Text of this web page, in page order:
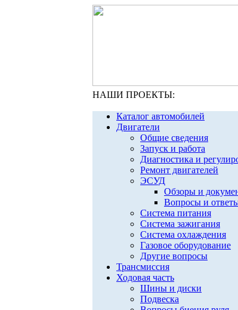
НАШИ ПРОЕКТЫ:
Каталог автомобилей
Двигатели
Общие сведения
Запуск и работа
Диагностика и
Ремонт двигателей
ЭСУД
Обзоры и
Вопросы и
Система питания
Система зажигания
Система охлаждения
Газовое оборудование
Другие вопросы
Трансмиссия
Ходовая часть
Шины и диски
Подвеска